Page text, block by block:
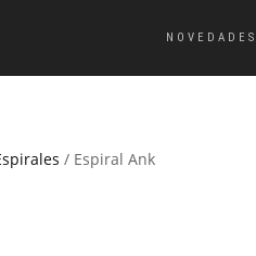
NOVEDADES
/ Espiral Ank